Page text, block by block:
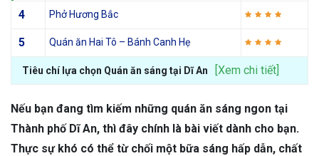
4 Phở Hương Bắc
5 Quán ăn Hai Tô – Bánh Canh Hẹ
Tiêu chí lựa chọn Quán ăn sáng tại Dĩ An [Xem chi tiết]
Nếu bạn đang tìm kiếm những quán ăn sáng ngon tại
Thành phố Dĩ An, thì đây chính là bài viết dành cho bạn.
Thực sự khó có thể từ chối một bữa sáng hấp dẫn, chất